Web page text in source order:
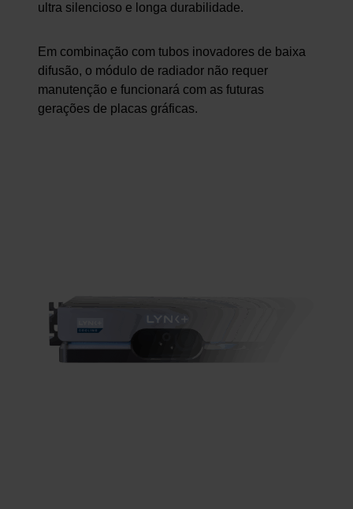
ultra silencioso e longa durabilidade.
Em combinação com tubos inovadores de baixa
difusão, o módulo de radiador não requer
manutenção e funcionará com as futuras
gerações de placas gráficas.